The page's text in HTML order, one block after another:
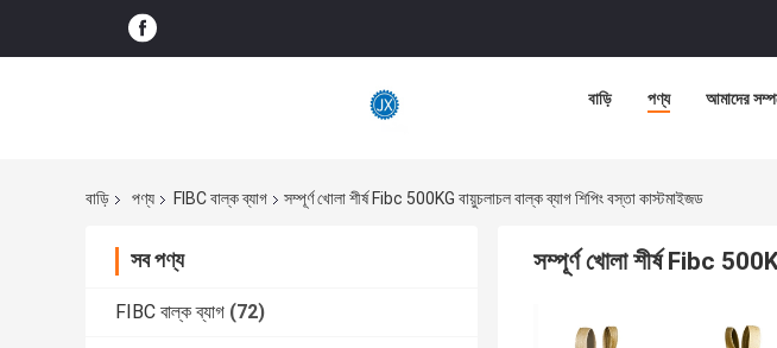
বাড়ি পণ্য আমাদের
বাড়ি পণ্য FIBC বাল্ক ব্যাগ সম্পূর্ণ খোলা শীর্ষ Fibc 500KG বায়ুচলাচল বাল্ক ব্যাগ শিপিং বস্তা কাস্টমাইজড
সব পণ্য
FIBC বাল্ক ব্যাগ (72)
সম্পূর্ণ খোলা শীর্ষ Fibc